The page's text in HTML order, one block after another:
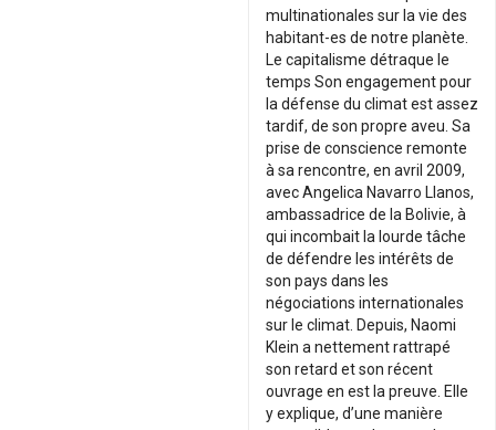
multinationales sur la vie des
habitant-es de notre planète.
Le capitalisme détraque le
temps Son engagement pour
la défense du climat est assez
tardif, de son propre aveu. Sa
prise de conscience remonte
à sa rencontre, en avril 2009,
avec Angelica Navarro Llanos,
ambassadrice de la Bolivie, à
qui incombait la lourde tâche
de défendre les intérêts de
son pays dans les
négociations internationales
sur le climat. Depuis, Naomi
Klein a nettement rattrapé
son retard et son récent
ouvrage en est la preuve. Elle
y explique, d’une manière